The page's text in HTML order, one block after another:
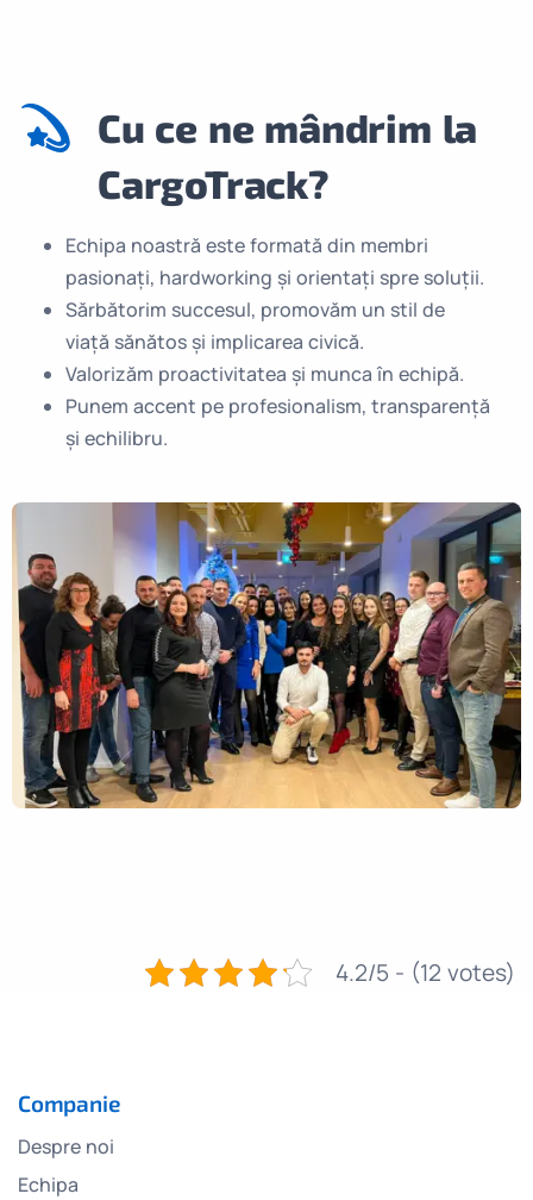
Cu ce ne mândrim la
CargoTrack?
Echipa noastră este formată din membri
pasionați, hardworking și orientați spre soluții.
Sărbătorim succesul, promovăm un stil de
viață sănătos și implicarea civică.
Valorizăm proactivitatea și munca în echipă.
Punem accent pe profesionalism, transparență
și echilibru.
4.2/5 - (12 votes)
Companie
Despre noi
Echipa